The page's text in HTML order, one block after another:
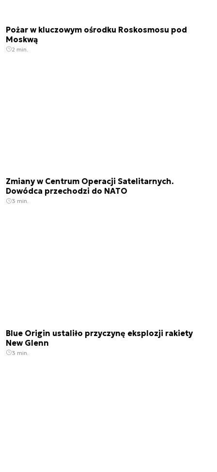
Pożar w kluczowym ośrodku Roskosmosu pod
Moskwą
2 min.
Zmiany w Centrum Operacji Satelitarnych.
Dowódca przechodzi do NATO
3 min.
Blue Origin ustaliło przyczynę eksplozji rakiety
New Glenn
3 min.